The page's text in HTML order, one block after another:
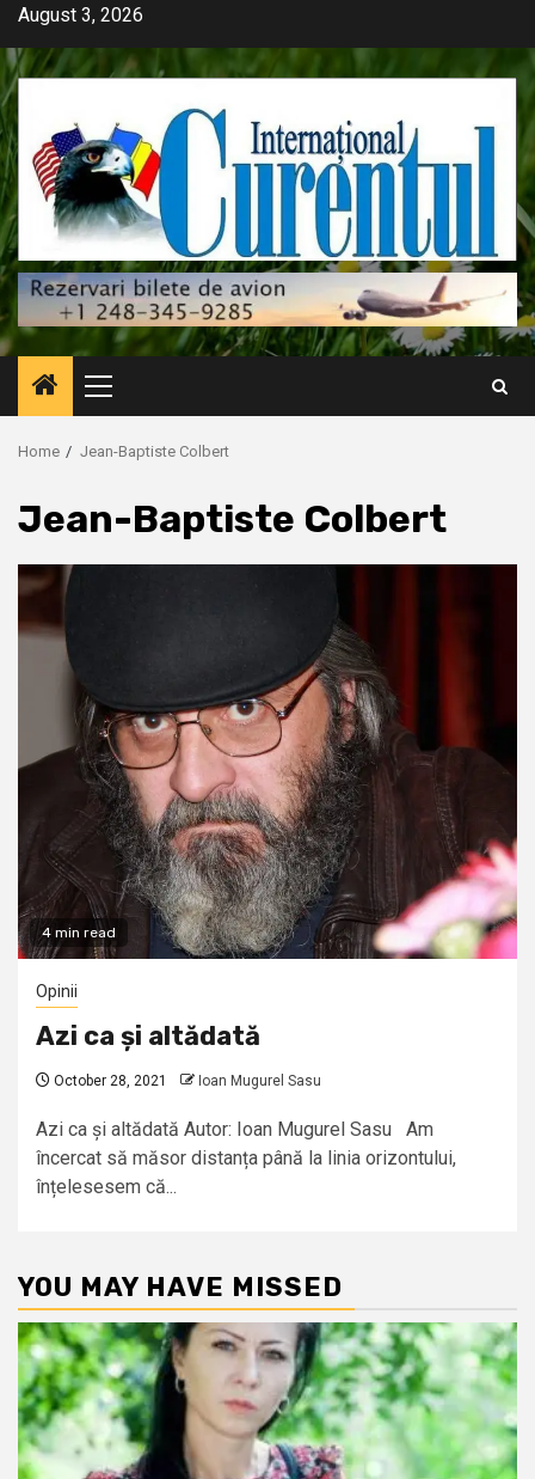
Skip
content
August 3, 2026
Primary
Menu
Home Jean-Baptiste Colbert
Jean-Baptiste Colbert
4 min read
Opinii
Azi ca și altădată
October 28, 2021 Ioan Mugurel Sasu
Azi ca și altădată Autor: Ioan Mugurel Sasu Am
încercat să măsor distanța până la linia orizontului,
înțelesesem că...
YOU MAY HAVE MISSED